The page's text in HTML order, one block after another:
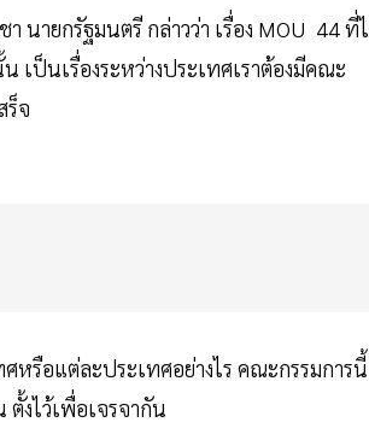
นายกรัฐมนตรี กล่าวว่า เรื่อง MOU 44 ที่
เป็นเรื่องระหว่างประเทศเราต้องมีคณะ
ร็จ
หรือแต่ละประเทศอย่างไร คณะกรรมการนี้
งไว้เพื่อเจรจากัน